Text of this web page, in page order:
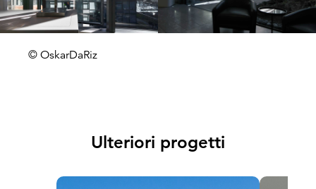
© OskarDaRiz
Ulteriori progetti